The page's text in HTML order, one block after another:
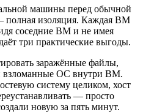
машины перед обычной
полная изоляция. Каждая ВМ
соседние ВМ и не имея
три практические выгоды.
заражённые файлы,
взломанные ОС внутри ВМ.
систему целиком, хост
— просто
новую за пять минут.